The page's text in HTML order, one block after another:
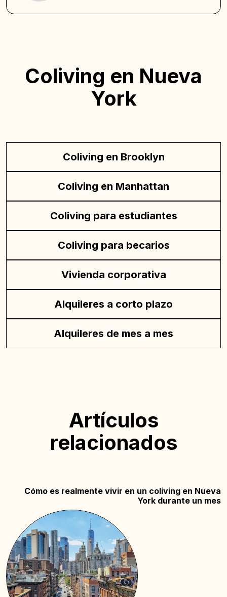
Coliving en Nueva
York
Coliving en Brooklyn
Coliving en Manhattan
Coliving para estudiantes
Coliving para becarios
Vivienda corporativa
Alquileres a corto plazo
Alquileres de mes a mes
Artículos
relacionados
Cómo es realmente vivir en un coliving en Nueva
York durante un mes